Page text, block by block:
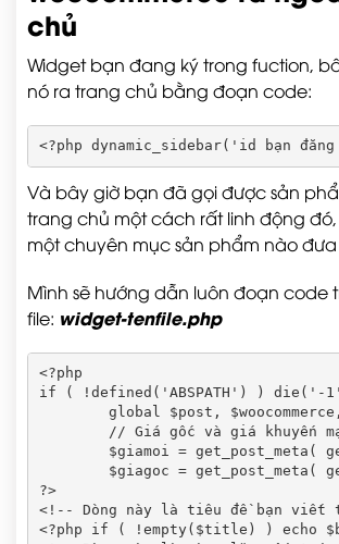
chủ
Widget bạn đang ký trong fuction,
nó ra trang chủ bằng đoạn code:
<?php dynamic_sidebar('id bạn
Và bây giờ bạn đã gọi được sản
trang chủ một cách rất linh động
một chuyên mục sản phẩm nào
Mình sẽ hướng dẫn luôn đoạn code
file: widget-tenfile.php
<?php
if ( !defined('ABSPATH') ) die('-
?>
<!-- Dòng này là tiêu đề bạn
<?php if ( !empty($title) )